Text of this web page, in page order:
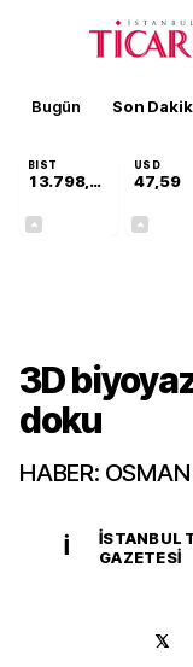
Bugün Son
BIST
13.798,82
USD
47,59
3D
doku
HABER:
İ
İSTANBUL
GAZETESI